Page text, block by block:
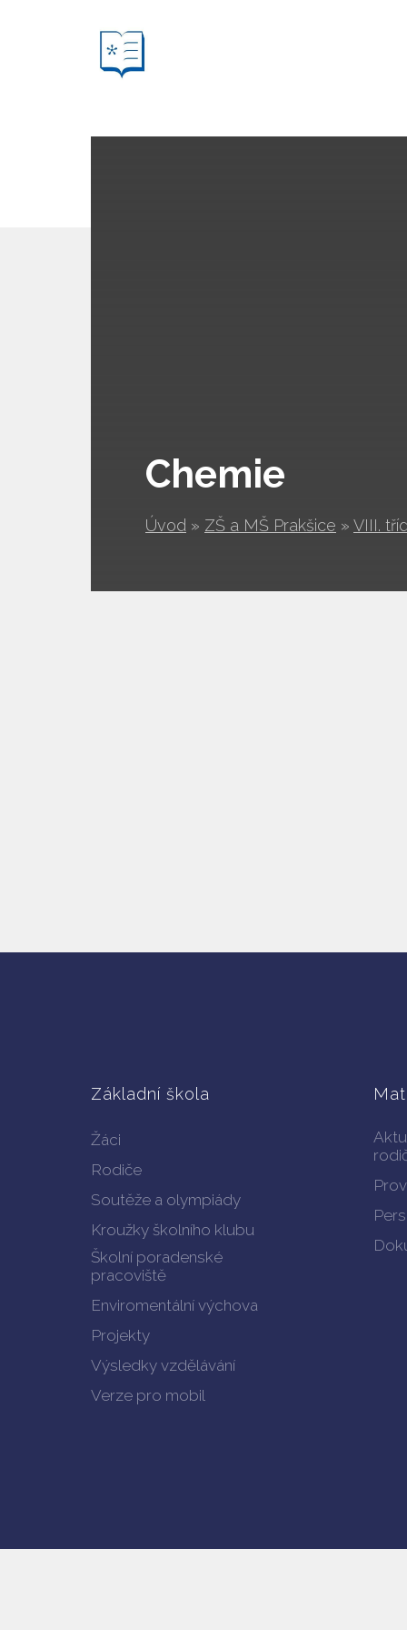
Chemie
Úvod » ZŠ a MŠ Prakšice » VIII.
Základní škola
Žáci
Rodiče
Soutěže a olympiády
Kroužky školního klubu
Školní poradenské
pracoviště
Enviromentální výchova
Projekty
Výsledky vzdělávání
Verze pro mobil